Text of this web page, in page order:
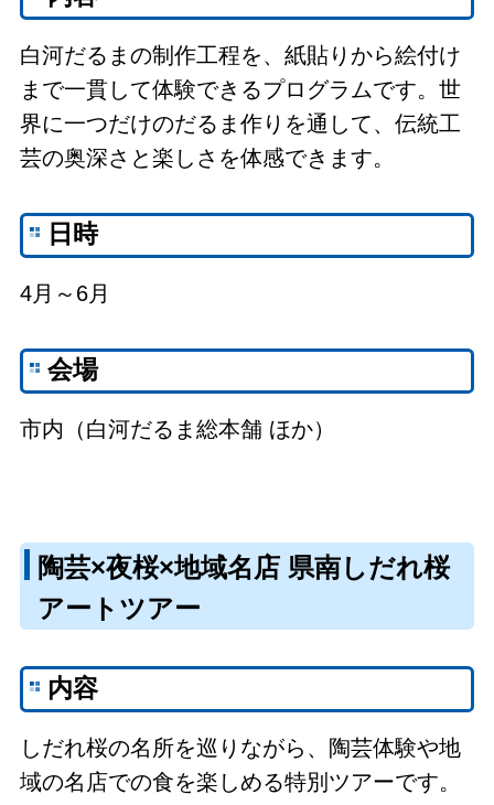
白河だるまの制作工程を、紙貼りから絵付け
まで一貫して体験できるプログラムです。世
界に一つだけのだるま作りを通して、伝統工
芸の奥深さと楽しさを体感できます。
日時
4月～6月
会場
市内（白河だるま総本舗 ほか）
陶芸×夜桜×地域名店 県南しだれ桜
アートツアー
内容
しだれ桜の名所を巡りながら、陶芸体験や地
域の名店での食を楽しめる特別ツアーです。